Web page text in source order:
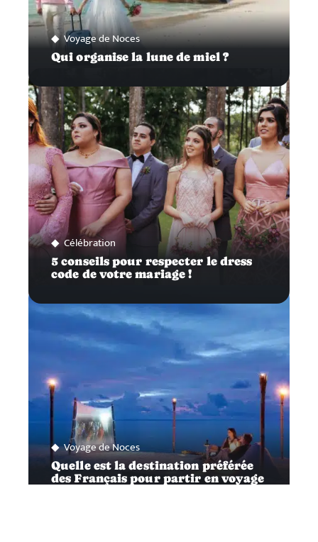
Voyage de Noces
Qui organise la lune de miel ?
Célébration
5 conseils pour respecter le dress
code de votre mariage !
Voyage de Noces
Quelle est la destination préférée
des Français pour partir en voyage